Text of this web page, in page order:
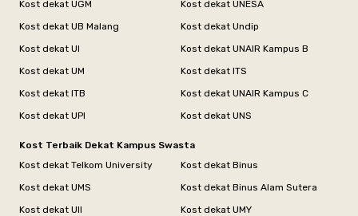
Kost dekat UGM
Kost dekat UNESA
Kost dekat UB Malang
Kost dekat Undip
Kost dekat UI
Kost dekat UNAIR Kampus B
Kost dekat UM
Kost dekat ITS
Kost dekat ITB
Kost dekat UNAIR Kampus C
Kost dekat UPI
Kost dekat UNS
Kost Terbaik Dekat Kampus Swasta
Kost dekat Telkom University
Kost dekat Binus
Kost dekat UMS
Kost dekat Binus Alam Sutera
Kost dekat UII
Kost dekat UMY